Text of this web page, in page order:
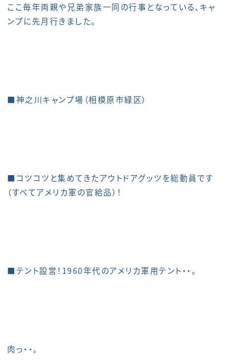
ここ毎年両親や兄弟家族一同の行事となっている、キャ
ンプに先月行きました。
■神之川キャンプ場（相模原市緑区）
■コツコツと集めてきたアウトドアグッツを総動員です
（すべてアメリカ軍の官給品）！
■テント設営！1960年代のアメリカ軍用テント・・。
肉っ・・。